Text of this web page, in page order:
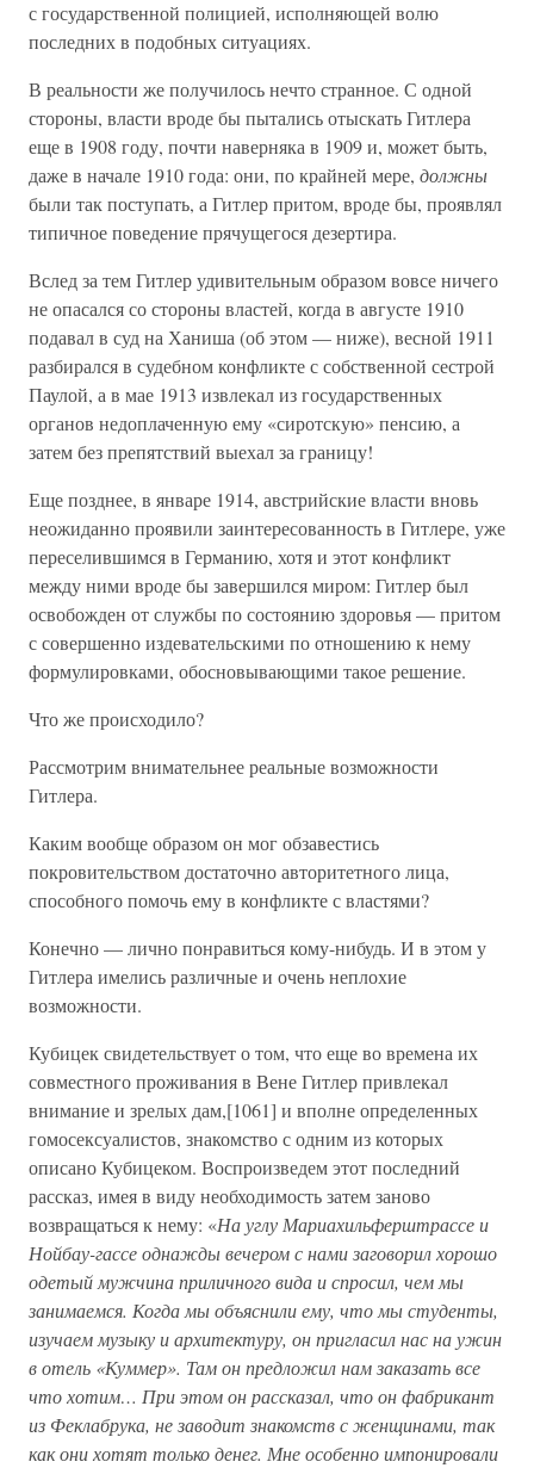
с государственной полицией, исполняющей волю
последних в подобных ситуациях.
В реальности же получилось нечто странное. С одной
стороны, власти вроде бы пытались отыскать Гитлера
еще в 1908 году, почти наверняка в 1909 и, может быть,
даже в начале 1910 года: они, по крайней мере, должны
были так поступать, а Гитлер притом, вроде бы, проявлял
типичное поведение прячущегося дезертира.
Вслед за тем Гитлер удивительным образом вовсе ничего
не опасался со стороны властей, когда в августе 1910
подавал в суд на Ханиша (об этом — ниже), весной 1911
разбирался в судебном конфликте с собственной сестрой
Паулой, а в мае 1913 извлекал из государственных
органов недоплаченную ему «сиротскую» пенсию, а
затем без препятствий выехал за границу!
Еще позднее, в январе 1914, австрийские власти вновь
неожиданно проявили заинтересованность в Гитлере, уже
переселившимся в Германию, хотя и этот конфликт
между ними вроде бы завершился миром: Гитлер был
освобожден от службы по состоянию здоровья — притом
с совершенно издевательскими по отношению к нему
формулировками, обосновывающими такое решение.
Что же происходило?
Рассмотрим внимательнее реальные возможности
Гитлера.
Каким вообще образом он мог обзавестись
покровительством достаточно авторитетного лица,
способного помочь ему в конфликте с властями?
Конечно — лично понравиться кому-нибудь. И в этом у
Гитлера имелись различные и очень неплохие
возможности.
Кубицек свидетельствует о том, что еще во времена их
совместного проживания в Вене Гитлер привлекал
внимание и зрелых дам,[1061] и вполне определенных
гомосексуалистов, знакомство с одним из которых
описано Кубицеком. Воспроизведем этот последний
рассказ, имея в виду необходимость затем заново
возвращаться к нему: «На углу Мариахильферштрассе и
Нойбау-гассе однажды вечером с нами заговорил хорошо
одетый мужчина приличного вида и спросил, чем мы
занимаемся. Когда мы объяснили ему, что мы студенты,
изучаем музыку и архитектуру, он пригласил нас на ужин
в отель «Куммер». Там он предложил нам заказать все
что хотим… При этом он рассказал, что он фабрикант
из Феклабрука, не заводит знакомств с женщинами, так
как они хотят только денег. Мне особенно импонировали